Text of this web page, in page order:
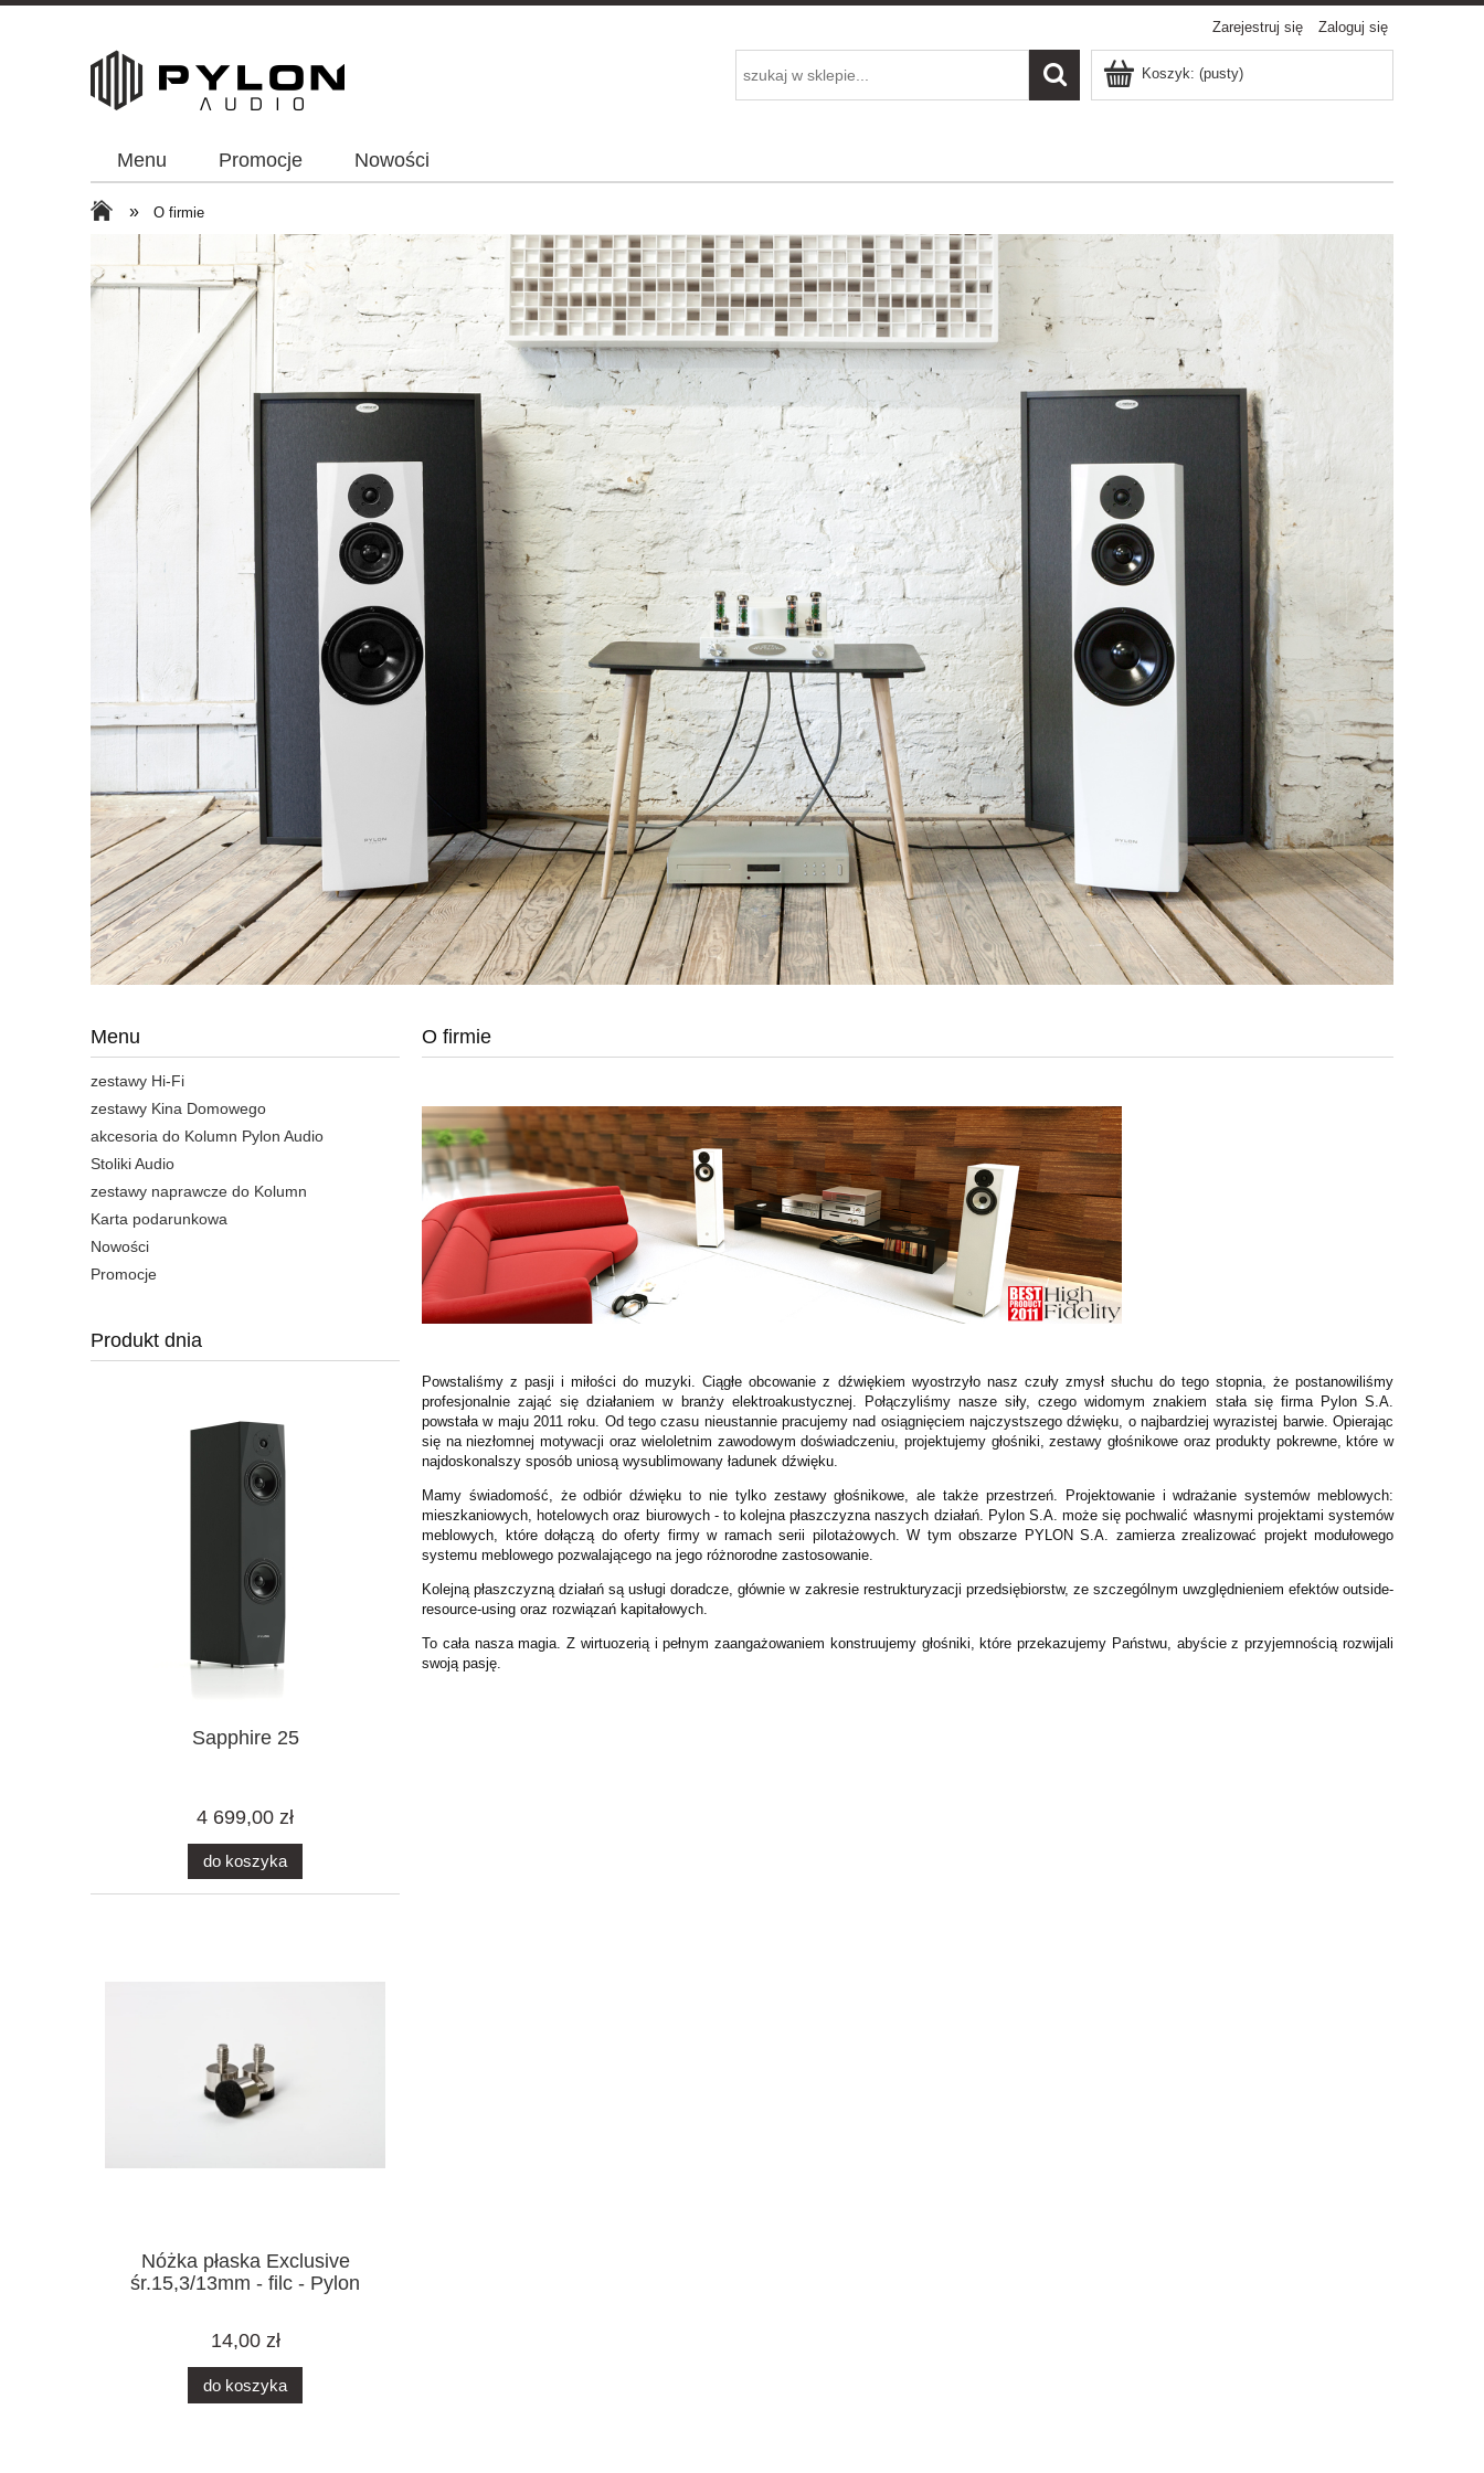
Zarejestruj się Zaloguj się
Koszyk: (pusty)
Menu Promocje Nowości
» O firmie
Menu
zestawy Hi-Fi
zestawy Kina Domowego
akcesoria do Kolumn Pylon Audio
Stoliki Audio
zestawy naprawcze do Kolumn
Karta podarunkowa
Nowości
Promocje
Produkt dnia
Sapphire 25
4 699,00 zł
do koszyka
Nóżka płaska Exclusive
śr.15,3/13mm - filc - Pylon
14,00 zł
do koszyka
O firmie
Powstaliśmy z pasji i miłości do muzyki. Ciągłe obcowanie z dźwiękiem wyostrzyło nasz czuły zmysł słuchu do tego stopnia, że postanowiliśmy
profesjonalnie zająć się działaniem w branży elektroakustycznej. Połączyliśmy nasze siły, czego widomym znakiem stała się firma Pylon S.A.
powstała w maju 2011 roku. Od tego czasu nieustannie pracujemy nad osiągnięciem najczystszego dźwięku, o najbardziej wyrazistej barwie. Opierając
się na niezłomnej motywacji oraz wieloletnim zawodowym doświadczeniu, projektujemy głośniki, zestawy głośnikowe oraz produkty pokrewne, które w
najdoskonalszy sposób uniosą wysublimowany ładunek dźwięku.
Mamy świadomość, że odbiór dźwięku to nie tylko zestawy głośnikowe, ale także przestrzeń. Projektowanie i wdrażanie systemów meblowych:
mieszkaniowych, hotelowych oraz biurowych - to kolejna płaszczyzna naszych działań. Pylon S.A. może się pochwalić własnymi projektami systemów
meblowych, które dołączą do oferty firmy w ramach serii pilotażowych. W tym obszarze PYLON S.A. zamierza zrealizować projekt modułowego
systemu meblowego pozwalającego na jego różnorodne zastosowanie.
Kolejną płaszczyzną działań są usługi doradcze, głównie w zakresie restrukturyzacji przedsiębiorstw, ze szczególnym uwzględnieniem efektów outside-
resource-using oraz rozwiązań kapitałowych.
To cała nasza magia. Z wirtuozerią i pełnym zaangażowaniem konstruujemy głośniki, które przekazujemy Państwu, abyście z przyjemnością rozwijali
swoją pasję.